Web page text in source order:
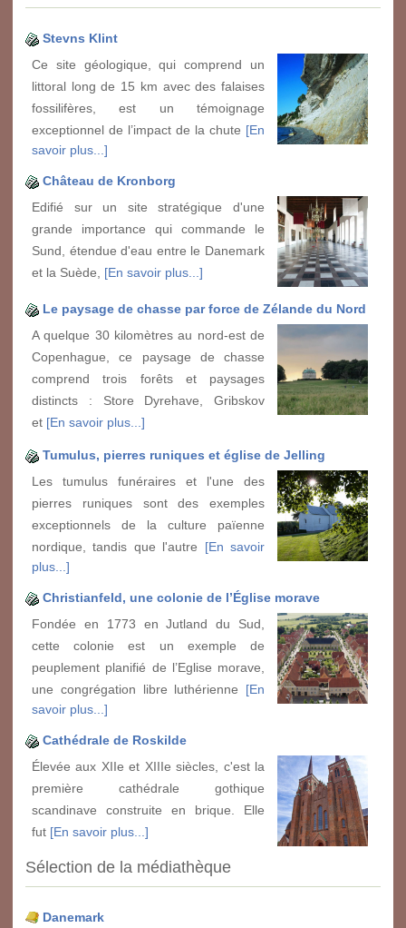
Stevns Klint
Ce site géologique, qui comprend un
littoral long de 15 km avec des falaises
fossilifères, est un témoignage
exceptionnel de l’impact de la chute [En
savoir plus...]
Château de Kronborg
Edifié sur un site stratégique d'une
grande importance qui commande le
Sund, étendue d'eau entre le Danemark
et la Suède, [En savoir plus...]
Le paysage de chasse par force de Zélande du Nord
A quelque 30 kilomètres au nord-est de
Copenhague, ce paysage de chasse
comprend trois forêts et paysages
distincts : Store Dyrehave, Gribskov
et [En savoir plus...]
Tumulus, pierres runiques et église de Jelling
Les tumulus funéraires et l'une des
pierres runiques sont des exemples
exceptionnels de la culture païenne
nordique, tandis que l'autre [En savoir
plus...]
Christianfeld, une colonie de l’Église morave
Fondée en 1773 en Jutland du Sud,
cette colonie est un exemple de
peuplement planifié de l’Eglise morave,
une congrégation libre luthérienne [En
savoir plus...]
Cathédrale de Roskilde
Élevée aux XIIe et XIIIe siècles, c'est la
première cathédrale gothique
scandinave construite en brique. Elle
fut [En savoir plus...]
Sélection de la médiathèque
Danemark